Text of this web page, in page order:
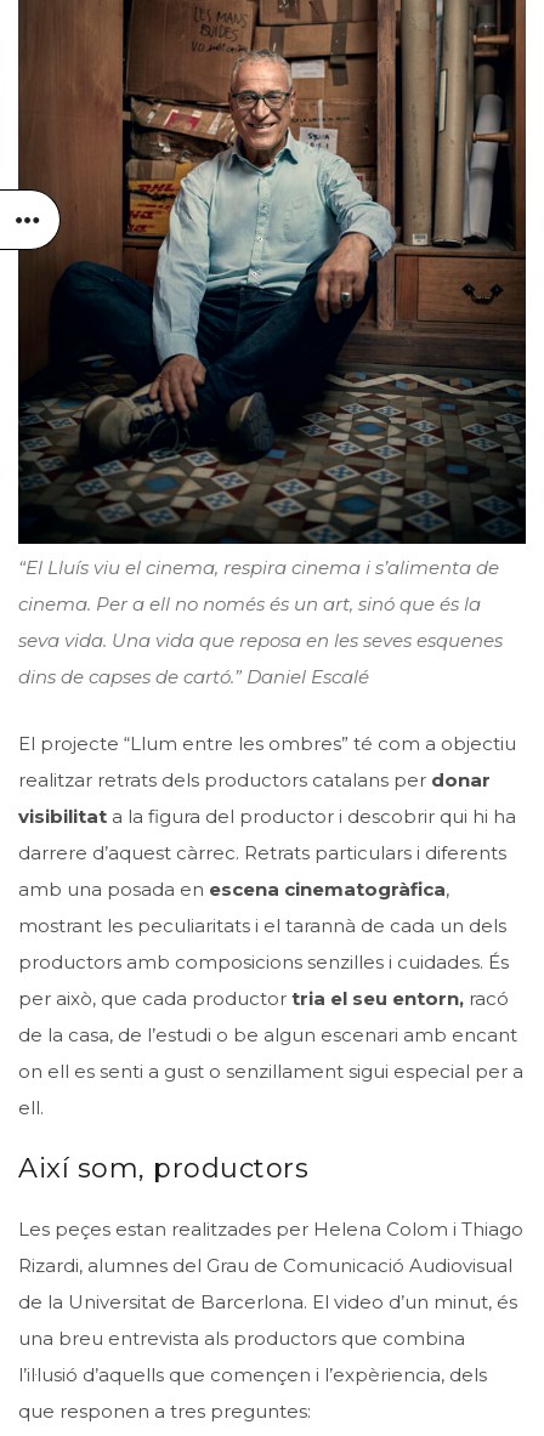
“El Lluís viu el cinema, respira cinema i s’alimenta de
cinema. Per a ell no només és un art, sinó que és la
seva vida. Una vida que reposa en les seves esquenes
dins de capses de cartó.” Daniel Escalé
El projecte “Llum entre les ombres” té com a objectiu
realitzar retrats dels productors catalans per donar
visibilitat a la figura del productor i descobrir qui hi ha
darrere d’aquest càrrec. Retrats particulars i diferents
amb una posada en escena cinematogràfica,
mostrant les peculiaritats i el tarannà de cada un dels
productors amb composicions senzilles i cuidades. És
per això, que cada productor tria el seu entorn, racó
de la casa, de l’estudi o be algun escenari amb encant
on ell es senti a gust o senzillament sigui especial per a
ell.
Així som, productors
Les peçes estan realitzades per Helena Colom i Thiago
Rizardi, alumnes del Grau de Comunicació Audiovisual
de la Universitat de Barcerlona. El video d’un minut, és
una breu entrevista als productors que combina
l’il·lusió d’aquells que començen i l’expèriencia, dels
que responen a tres preguntes: